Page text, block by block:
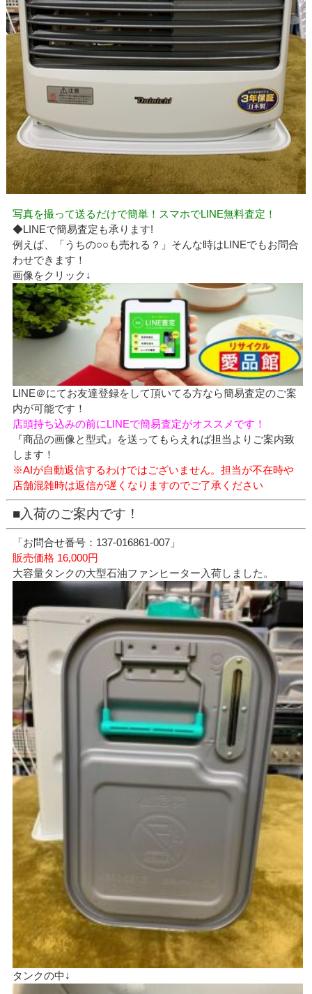
写真を撮って送るだけで簡単！スマホでLINE無料査定！
◆LINEで簡易査定も承ります!
例えば、「うちの○○も売れる？」そんな時はLINEでもお問合
わせできます！
画像をクリック↓
LINE＠にてお友達登録をして頂いてる方なら簡易査定のご案
内が可能です！
店頭持ち込みの前にLINEで簡易査定がオススメです！
『商品の画像と型式』を送ってもらえれば担当よりご案内致
します！
※AIが自動返信するわけではございません。担当が不在時や
店舗混雑時は返信が遅くなりますのでご了承ください
■入荷のご案内です！
「お問合せ番号：137-016861-007」
販売価格 16,000円
大容量タンクの大型石油ファンヒーター入荷しました。
タンクの中↓